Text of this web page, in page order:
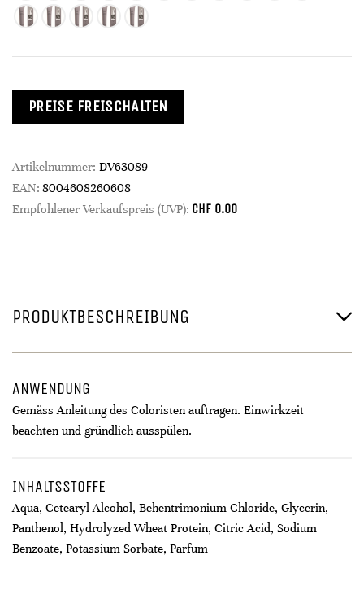
PREISE FREISCHALTEN
Artikelnummer: DV63089
EAN: 8004608260608
Empfohlener Verkaufspreis (UVP): CHF 0.00
PRODUKTBESCHREIBUNG
ANWENDUNG
Gemäss Anleitung des Coloristen auftragen. Einwirkzeit
beachten und gründlich ausspülen.
INHALTSSTOFFE
Aqua, Cetearyl Alcohol, Behentrimonium Chloride, Glycerin,
Panthenol, Hydrolyzed Wheat Protein, Citric Acid, Sodium
Benzoate, Potassium Sorbate, Parfum